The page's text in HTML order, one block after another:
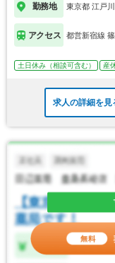
勤務地 東京都 江戸
アクセス 都営新宿線
土日休み（相談可含む） 産
求人の詳細を見